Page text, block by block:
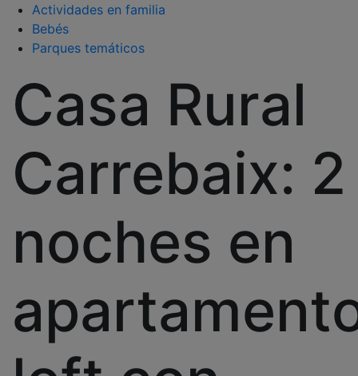
Actividades en familia
Bebés
Parques temáticos
Casa Rural
Carrebaix: 2
noches en